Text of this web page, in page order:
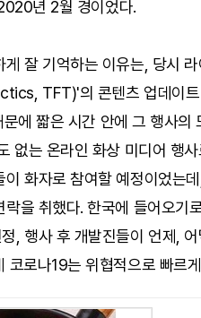
년 2월 경이었다.
게 잘 기억하는 이유는, 당시
TFT)'의 콘텐츠 업데이트
에 짧은 시간 안에 그 행사의
없는 온라인 화상 미디어 행
이 화자로 참여할 예정이었는
락을 취했다. 한국에 들어오기
, 행사 후 개발진들이 언제,
코로나19는 위협적으로 빠르